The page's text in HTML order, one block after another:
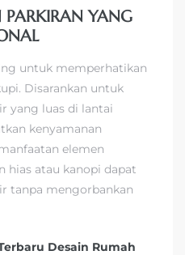
YANG
untuk memperhatikan
Disarankan untuk
yang luas di lantai
kenyamanan
elemen
hias atau kanopi dapat
tanpa mengorbankan
Desain Rumah